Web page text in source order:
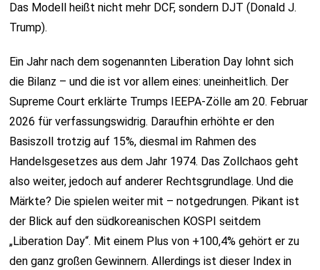
Das Modell heißt nicht mehr DCF, sondern DJT (Donald J.
Trump).
Ein Jahr nach dem sogenannten Liberation Day lohnt sich
die Bilanz – und die ist vor allem eines: uneinheitlich. Der
Supreme Court erklärte Trumps IEEPA-Zölle am 20. Februar
2026 für verfassungswidrig. Daraufhin erhöhte er den
Basiszoll trotzig auf 15%, diesmal im Rahmen des
Handelsgesetzes aus dem Jahr 1974. Das Zollchaos geht
also weiter, jedoch auf anderer Rechtsgrundlage. Und die
Märkte? Die spielen weiter mit – notgedrungen. Pikant ist
der Blick auf den südkoreanischen KOSPI seitdem
„Liberation Day“. Mit einem Plus von +100,4% gehört er zu
den ganz großen Gewinnern. Allerdings ist dieser Index in